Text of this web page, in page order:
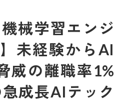
械学習エンジ
未経験からAI
威の離職率1%
成長AIテック